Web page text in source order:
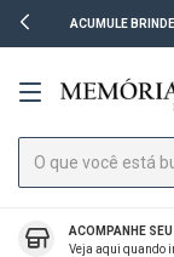
ACUMULE
ACOMPANHE
Veja aqui quando